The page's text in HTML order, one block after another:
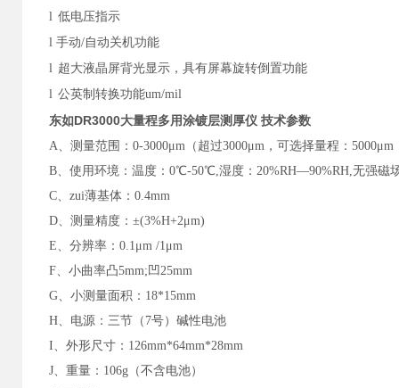
l 低电压指示
l 手动/自动关机功能
l 超大液晶屏背光显示，具有屏幕旋转倒置功能
l 公英制转换功能um/mil
东如DR3000大量程多用涂镀层测厚仪 技术参数
A、测量范围：0-3000μm（超过3000μm，可选择量程：5000μm
B、使用环境：温度：0℃-50℃,湿度：20%RH—90%RH,无强磁
C、zui薄基体：0.4mm
D、测量精度：±(3%H+2μm)
E、分辨率：0.1μm /1μm
F、小曲率凸5mm;凹25mm
G、小测量面积：18*15mm
H、电源：三节（7号）碱性电池
I、外形尺寸：126mm*64mm*28mm
J、重量：106g（不含电池）